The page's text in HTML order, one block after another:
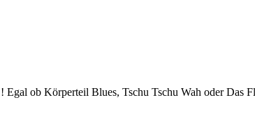
ob Körperteil Blues, Tschu Tschu Wah oder Das